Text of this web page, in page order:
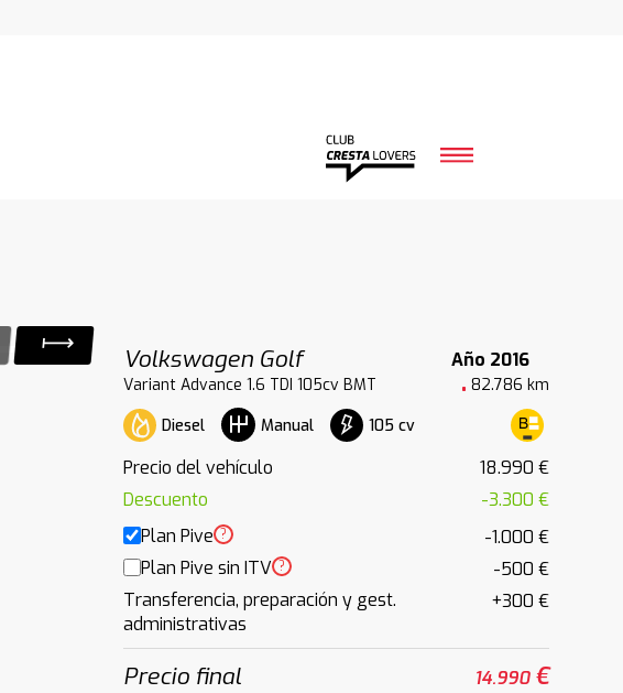
Volkswagen Golf
Año 2016
Variant Advance 1.6 TDI 105cv BMT
82.786 km
Diesel
Manual 105 cv
Precio del vehículo
18.990 €
Descuento
-3.300 €
Plan Pive ?
-1.000 €
Plan Pive sin ITV ?
-500 €
Transferencia, preparación y gest.
administrativas
+300 €
Precio final 14.990€